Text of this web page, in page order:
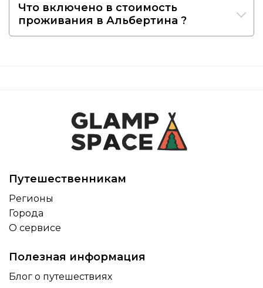
Что включено в стоимость
проживания в Альбертина ?
Путешественникам
Регионы
Города
О сервисе
Полезная информация
Блог о путешествиях